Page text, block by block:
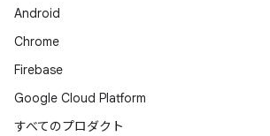
Android
Chrome
Firebase
Google Cloud Platform
すべてのプロダクト